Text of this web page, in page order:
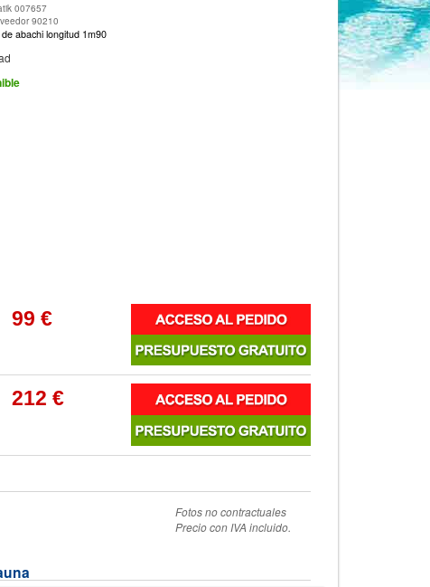
007657
90210
abachi longitud 1m90
99 €
212 €
Fotos no contractuales
Precio con IVA incluido.